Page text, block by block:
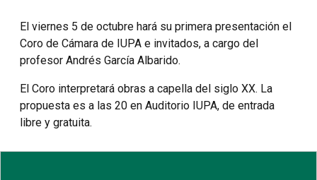
El viernes 5 de octubre hará su primera presentación el
Coro de Cámara de IUPA e invitados, a cargo del
profesor Andrés García Albarido.
El Coro interpretará obras a capella del siglo XX. La
propuesta es a las 20 en Auditorio IUPA, de entrada
libre y gratuita.